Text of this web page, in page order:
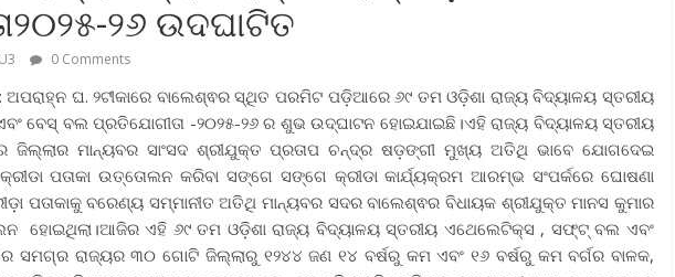
୨୬ ଉଦଘାଟିତ
0 Comments
ଅପରାହ୍ନ ଘ. ୨ଟୀକାରେ ବାଲେଶ୍ଵର ସ୍ଥିତ ପରମିଟ ପଡ଼ିଆରେ ୬୯ ତମ ଓଡ଼ିଶା ରାଜ୍ୟ ବିଦ୍ୟାଳୟ ସ୍ତରୀୟ
ବେସ୍ ବଲ ପ୍ରତିଯୋଗୀତା -୨୦୨୫-୨୬ ର ଶୁଭ ଉଦ୍ଘାଟନ ହୋଇଯାଇଛି।ଏହି ରାଜ୍ୟ ବିଦ୍ୟାଳୟ ସ୍ତରୀୟ
ଜିଲ୍ଲାର ମାନ୍ୟବର ସାଂସଦ ଶ୍ରୀଯୁକ୍ତ ପ୍ରତାପ ଚନ୍ଦ୍ର ଷଡ଼ଙ୍ଗୀ ମୁଖ୍ୟ ଅତିଥି ଭାବେ ଯୋଗଦେଇ
ପତାକା ଉତ୍ତୋଲନ କରିବା ସଙ୍ଗେ ସଙ୍ଗେ କ୍ରୀଡା କାର୍ଯ୍ୟକ୍ରମ ଆରମ୍ଭ ସଂପର୍କରେ ଘୋଷଣା
ପତାକାକୁ ବରେଣ୍ୟ ସମ୍ମାନୀତ ଅତିଥି ମାନ୍ୟବର ସଦର ବାଲେଶ୍ଵର ବିଧାୟକ ଶ୍ରୀଯୁକ୍ତ ମାନସ କୁମାର
ହୋଇଥିଲା।ଆଜିର ଏହି ୬୯ ତମ ଓଡ଼ିଶା ରାଜ୍ୟ ବିଦ୍ୟାଳୟ ସ୍ତରୀୟ ଏଥେଲେଟିକ୍ସ , ସଫ୍ଟ୍ ବଲ ଏବଂ
ସମଗ୍ର ରାଜ୍ୟର ୩୦ ଗୋଟି ଜିଲ୍ଲାରୁ ୧୨୪୪ ଜଣ ୧୪ ବର୍ଷରୁ କମ ଏବଂ ୧୬ ବର୍ଷରୁ କମ ବର୍ଗର ବାଳକ,